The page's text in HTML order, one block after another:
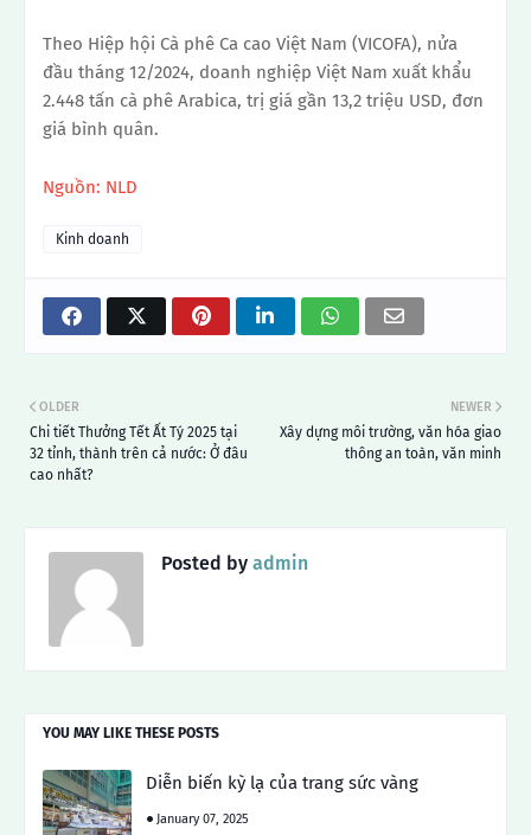
Theo Hiệp hội Cà phê Ca cao Việt Nam (VICOFA), nửa
đầu tháng 12/2024, doanh nghiệp Việt Nam xuất khẩu
2.448 tấn cà phê Arabica, trị giá gần 13,2 triệu USD, đơn
giá bình quân.
Nguồn: NLD
Kinh doanh
NEWER
Xây dựng môi trường, văn hóa giao
thông an toàn, văn minh
OLDER
Chi tiết Thưởng Tết Ất Tý 2025 tại
32 tỉnh, thành trên cả nước: Ở đâu
cao nhất?
Posted by admin
YOU MAY LIKE THESE POSTS
Diễn biến kỳ lạ của trang sức vàng
January 07, 2025